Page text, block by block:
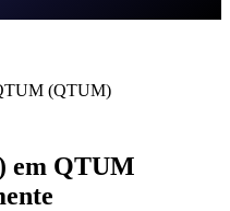
(QTUM)
em QTUM